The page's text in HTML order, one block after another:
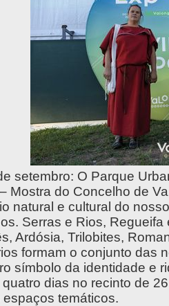
setembro: O Parque
Mostra do Concelho de
natural e cultural do
Serras e Rios,
Ardósia, Trilobites,
formam o conjunto das
símbolo da identidade e
quatro dias no recinto de
espaços temáticos.